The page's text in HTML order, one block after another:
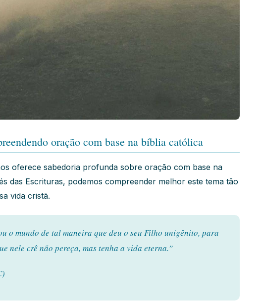
oração com base na bíblia católica
oferece sabedoria profunda sobre oração com base na
das Escrituras, podemos compreender melhor este tema tão
vida cristã.
o mundo de tal maneira que deu o seu Filho unigênito, para
nele crê não pereça, mas tenha a vida eterna.”